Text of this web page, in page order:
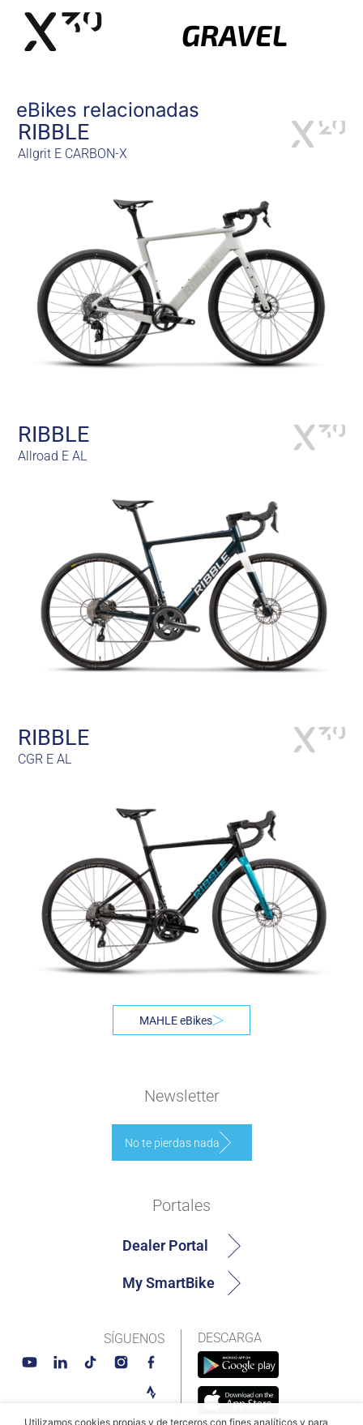
GRAVEL
eBikes relacionadas
RIBBLE
Allgrit E CARBON-X
RIBBLE
Allroad E AL
RIBBLE
CGR E AL
MAHLE eBikes
Newsletter
No te pierdas nada
DESCARGA
Portales
Dealer Portal
My SmartBike
SÍGUENOS
Utilizamos cookies propias y de terceros con fines analíticos y para